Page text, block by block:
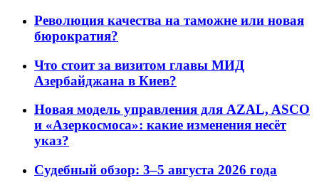
Революция качества на таможне или новая
бюрократия?
Что стоит за визитом главы МИД
Азербайджана в Киев?
Новая модель управления для AZAL, ASCO
и «Азеркосмоса»: какие изменения несёт
указ?
Судебный обзор: 3–5 августа 2026 года